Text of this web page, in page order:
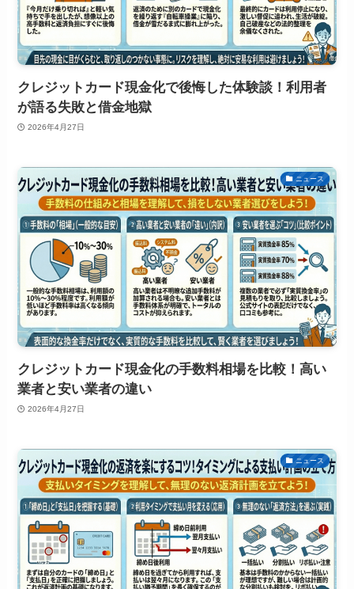
クレジットカード現金化で後悔した体験談！利用者
が語る失敗と借金地獄
2026年4月27日
ニュース
クレジットカード現金化の手数料相場を比較！高い
業者と安い業者の違い
2026年4月27日
ニュース